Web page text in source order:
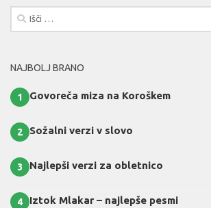
Išči:
NAJBOLJ BRANO
1 Govoreča miza na Koroškem
2 Sožalni verzi v slovo
3 Najlepši verzi za obletnico
4 Iztok Mlakar – najlepše pesmi